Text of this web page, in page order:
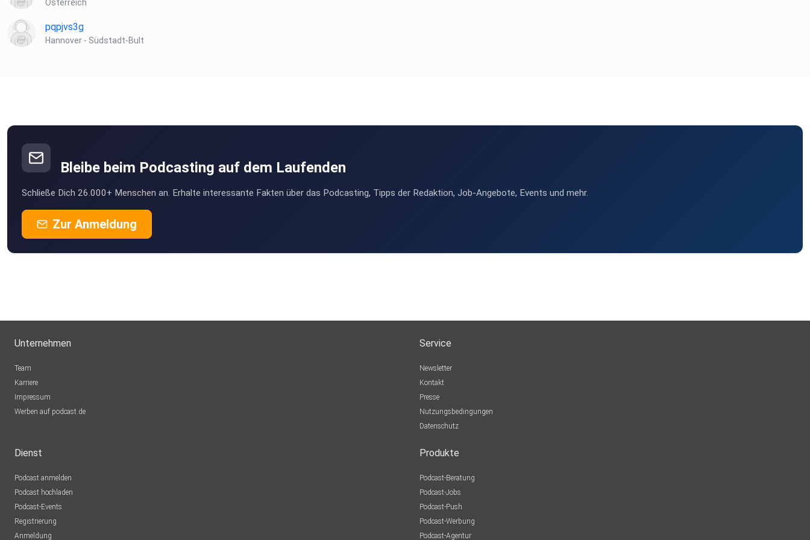
Österreich
pqpjvs3g
Hannover - Südstadt-Bult
Bleibe beim Podcasting auf dem Laufenden
Schließe Dich 26.000+ Menschen an. Erhalte interessante Fakten über das Podcasting, Tipps der Redaktion, Job-Angebote, Events und mehr.
Zur Anmeldung
Unternehmen
Team
Karriere
Impressum
Werben auf podcast.de
Service
Newsletter
Kontakt
Presse
Nutzungsbedingungen
Datenschutz
Dienst
Podcast anmelden
Podcast hochladen
Podcast-Events
Registrierung
Anmeldung
Produkte
Podcast-Beratung
Podcast-Jobs
Podcast-Push
Podcast-Werbung
Podcast-Agentur